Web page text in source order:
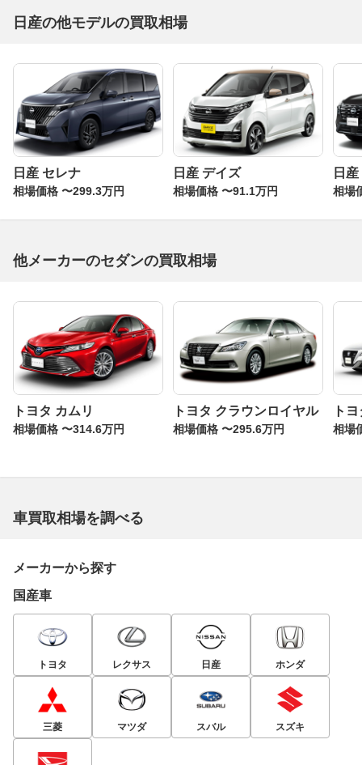
日産の他モデルの買取相場
日産 セレナ
相場価格 〜299.3万円
日産 デイズ
相場価格 〜91.1万円
日
相場
他メーカーのセダンの買取相場
トヨタ カムリ
相場価格 〜314.6万円
トヨタ クラウンロイヤル
相場価格 〜295.6万円
ト
相場
車買取相場を調べる
メーカーから探す
国産車
トヨタ レクサス 日産 ホンダ
三菱 マツダ スバル スズキ